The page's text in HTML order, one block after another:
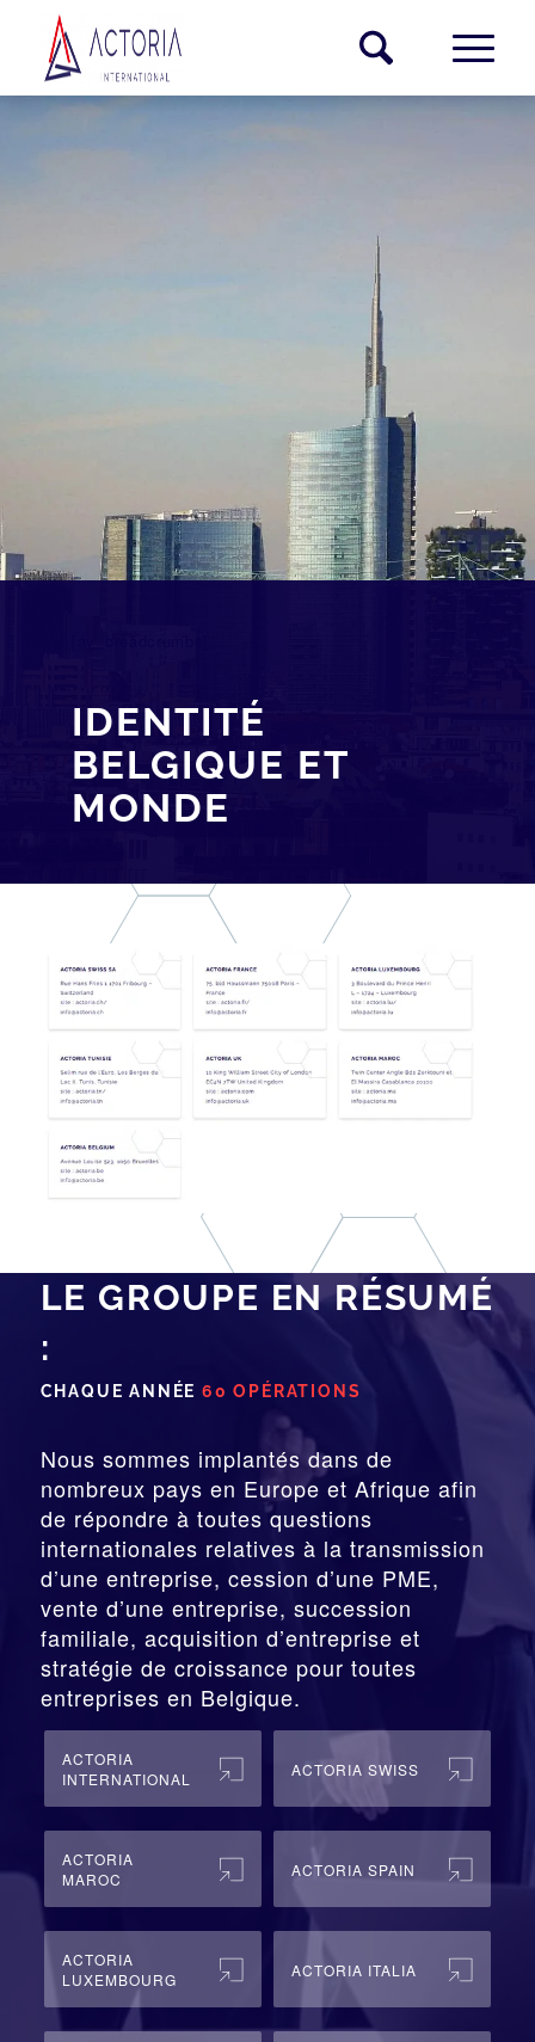
IDENTITÉ
BELGIQUE ET
MONDE
LE GROUPE EN RÉSUMÉ
:
CHAQUE ANNÉE 60 OPÉRATIONS
Nous sommes implantés dans de
nombreux pays en Europe et Afrique afin
de répondre à toutes questions
internationales relatives à la transmission
d’une entreprise, cession d’une PME,
vente d’une entreprise, succession
familiale, acquisition d’entreprise et
stratégie de croissance pour toutes
entreprises en Belgique.
ACTORIA
INTERNATIONAL
ACTORIA SWISS
ACTORIA
MAROC
ACTORIA SPAIN
ACTORIA
LUXEMBOURG
ACTORIA ITALIA